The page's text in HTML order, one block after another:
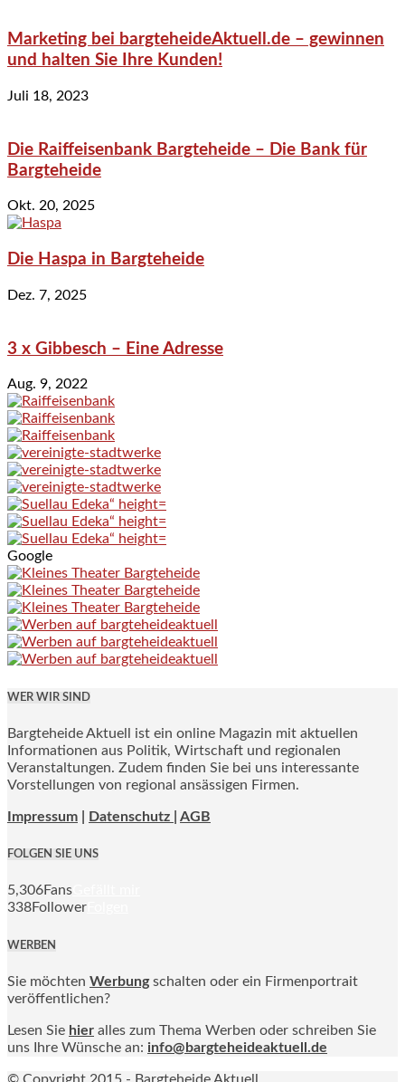
Marketing bei bargteheideAktuell.de – gewinnen
und halten Sie Ihre Kunden!
Juli 18, 2023
Die Raiffeisenbank Bargteheide – Die Bank für
Bargteheide
Okt. 20, 2025
Die Haspa in Bargteheide
Dez. 7, 2025
3 x Gibbesch – Eine Adresse
Aug. 9, 2022
Google
WER WIR SIND
Bargteheide Aktuell ist ein online Magazin mit aktuellen
Informationen aus Politik, Wirtschaft und regionalen
Veranstaltungen. Zudem finden Sie bei uns interessante
Vorstellungen von regional ansässigen Firmen.
Impressum Datenschutz | AGB
FOLGEN SIE UNS
5,306Fans
338Follower
WERBEN
Sie möchten Werbung schalten oder ein Firmenportrait
veröffentlichen?
Lesen Sie hier alles zum Thema Werben oder schreiben Sie
uns Ihre Wünsche an: info@bargteheideaktuell.de